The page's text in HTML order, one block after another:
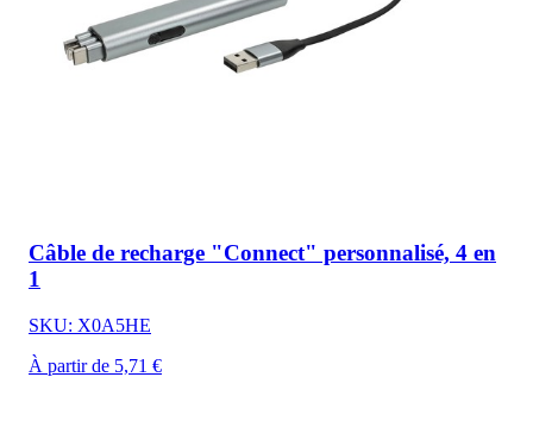
Câble de recharge "Connect" personnalisé, 4 en
1
SKU: X0A5HE
À partir de 5,71 €